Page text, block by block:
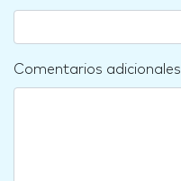
Comentarios adicionales